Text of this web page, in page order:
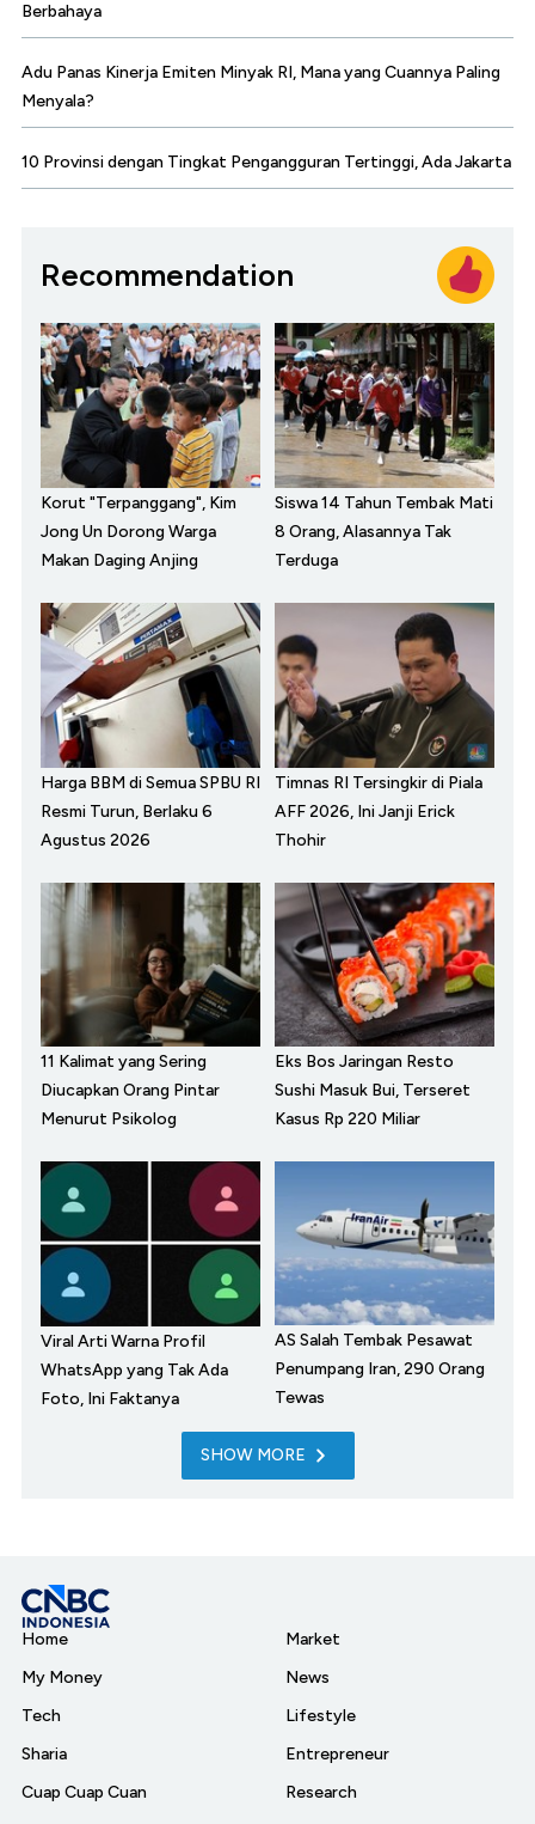
Berbahaya
Adu Panas Kinerja Emiten Minyak RI, Mana yang Cuannya Paling
Menyala?
10 Provinsi dengan Tingkat Pengangguran Tertinggi, Ada Jakarta
Recommendation
Korut "Terpanggang", Kim
Jong Un Dorong Warga
Makan Daging Anjing
Siswa 14 Tahun Tembak Mati
8 Orang, Alasannya Tak
Terduga
Harga BBM di Semua SPBU RI
Resmi Turun, Berlaku 6
Agustus 2026
Timnas RI Tersingkir di Piala
AFF 2026, Ini Janji Erick
Thohir
11 Kalimat yang Sering
Diucapkan Orang Pintar
Menurut Psikolog
Eks Bos Jaringan Resto
Sushi Masuk Bui, Terseret
Kasus Rp 220 Miliar
Viral Arti Warna Profil
WhatsApp yang Tak Ada
Foto, Ini Faktanya
AS Salah Tembak Pesawat
Penumpang Iran, 290 Orang
Tewas
SHOW MORE
Home
My Money
Tech
Sharia
Cuap Cuap Cuan
Market
News
Lifestyle
Entrepreneur
Research